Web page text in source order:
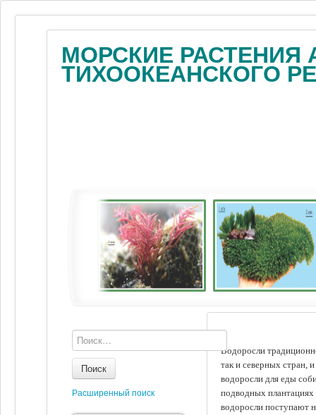
МОРСКИЕ РАСТЕНИЯ
ТИХООКЕАНСКОГО
Водоросли
так и северных стран,
водоросли для еды
подводных
водоросли поступают
Поиск
Расширенный поиск